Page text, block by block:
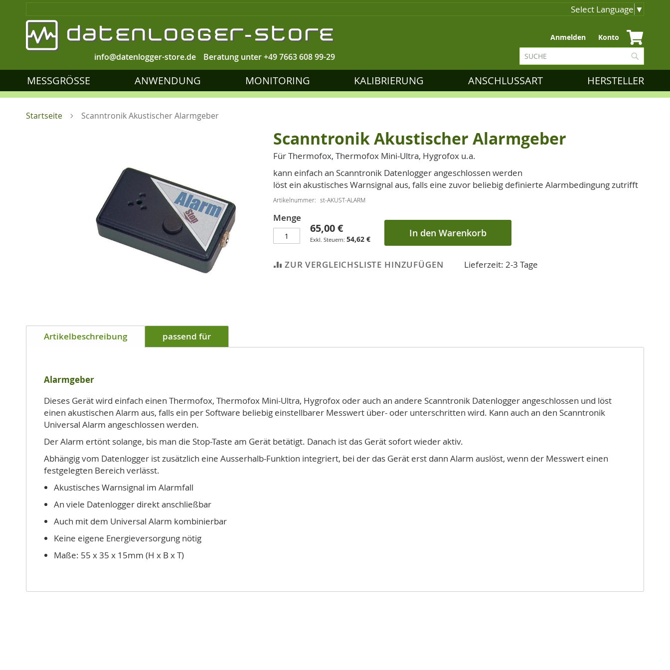
Select Language ▼
Beratung unter+49 7663 608 99-29
info@datenlogger-store.de
Zum
Inhalt
springen
Anmelden Konto
Suche
MESSGRÖSSE ANWENDUNG MONITORING KALIBRIERUNG ANSCHLUSSART HERSTELLER
Startseite Scanntronik Akustischer Alarmgeber
Anfang
Scanntronik Akustischer Alarmgeber
Für Thermofox, Thermofox Mini-Ultra, Hygrofox u.a.
kann einfach an Scanntronik Datenlogger angeschlossen werden
löst ein akustisches Warnsignal aus, falls eine zuvor beliebig definierte Alarmbedingung zutrifft
Artikelnummer st-AKUST-ALARM
Menge
65,00 €
54,62 € In den Warenkorb
ZUR VERGLEICHSLISTE HINZUFÜGEN Lieferzeit: 2-3 Tage
Artikelbeschreibung passend für
Alarmgeber
Dieses Gerät wird einfach einen Thermofox, Thermofox Mini-Ultra, Hygrofox oder auch an andere Scanntronik Datenlogger angeschlossen und löst
einen akustischen Alarm aus, falls ein per Software beliebig einstellbarer Messwert über- oder unterschritten wird. Kann auch an den Scanntronik
Universal Alarm angeschlossen werden.
Der Alarm ertönt solange, bis man die Stop-Taste am Gerät betätigt. Danach ist das Gerät sofort wieder aktiv.
Abhängig vom Datenlogger ist zusätzlich eine Ausserhalb-Funktion integriert, bei der das Gerät erst dann Alarm auslöst, wenn der Messwert einen
festgelegten Bereich verlässt.
Akustisches Warnsignal im Alarmfall
An viele Datenlogger direkt anschließbar
Auch mit dem Universal Alarm kombinierbar
Keine eigene Energieversorgung nötig
Maße: 55 x 35 x 15mm (H x B x T)